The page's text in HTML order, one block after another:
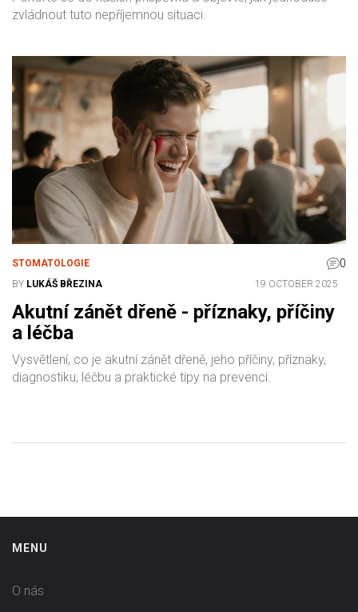
zvládnout tuto nepříjemnou situaci.
STOMATOLOGIE 0
BY LUKÁŠ BŘEZINA 19 OCTOBER 2025
Akutní zánět dřeně - příznaky, příčiny
a léčba
Vysvětlení, co je akutní zánět dřeně, jeho příčiny, příznaky,
diagnostiku, léčbu a praktické tipy na prevenci.
MENU
O nás